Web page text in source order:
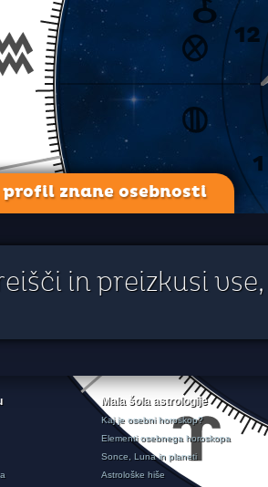
znane osebnosti
in preizkusi
Mala šola astrologije
Kaj je osebni horoskop?
Elementi osebnega horoskopa
Sonce, Luna in planeti
Astrološke hiše